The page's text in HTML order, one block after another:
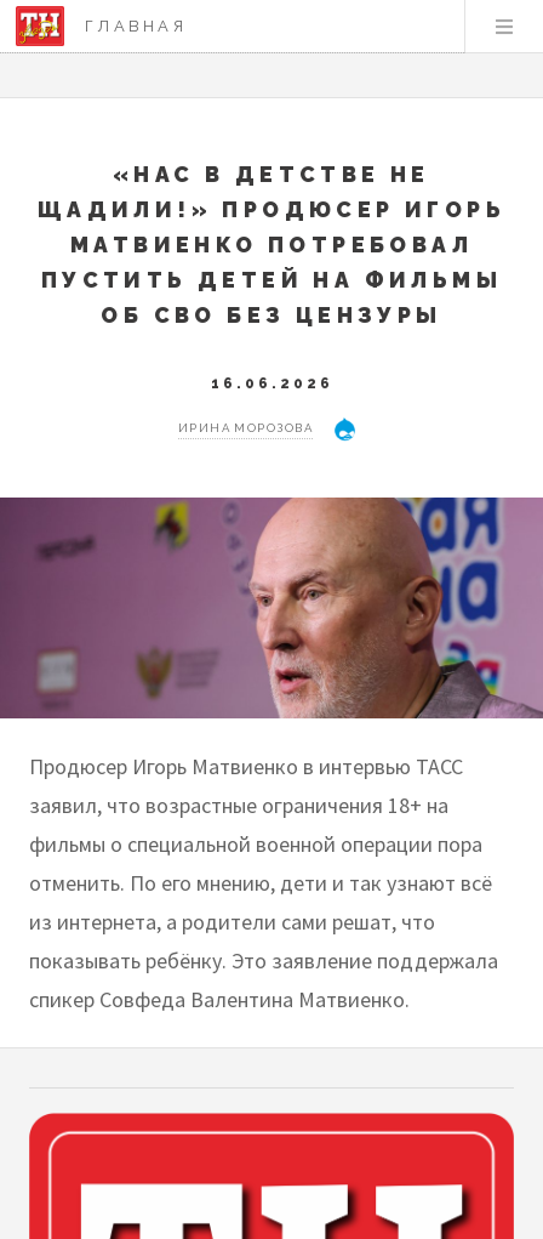
ГЛАВНАЯ
«НАС В ДЕТСТВЕ НЕ
ЩАДИЛИ!» ПРОДЮСЕР ИГОРЬ
МАТВИЕНКО ПОТРЕБОВАЛ
ПУСТИТЬ ДЕТЕЙ НА ФИЛЬМЫ
ОБ СВО БЕЗ ЦЕНЗУРЫ
16.06.2026
ИРИНА МОРОЗОВА
Продюсер Игорь Матвиенко в интервью ТАСС
заявил, что возрастные ограничения 18+ на
фильмы о специальной военной операции пора
отменить. По его мнению, дети и так узнают всё
из интернета, а родители сами решат, что
показывать ребёнку. Это заявление поддержала
спикер Совфеда Валентина Матвиенко.